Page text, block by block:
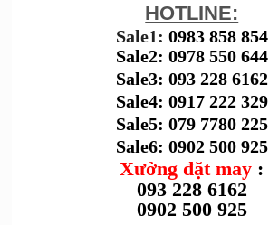
HOTLINE:
Sale1: 0983 858 854
Sale2: 0978 550 644
Sale3: 093 228 6162
Sale4: 0917 222 329
Sale5: 079 7780 225
Sale6: 0902 500 925
Xưởng đặt may :
093 228 6162
0902 500 925